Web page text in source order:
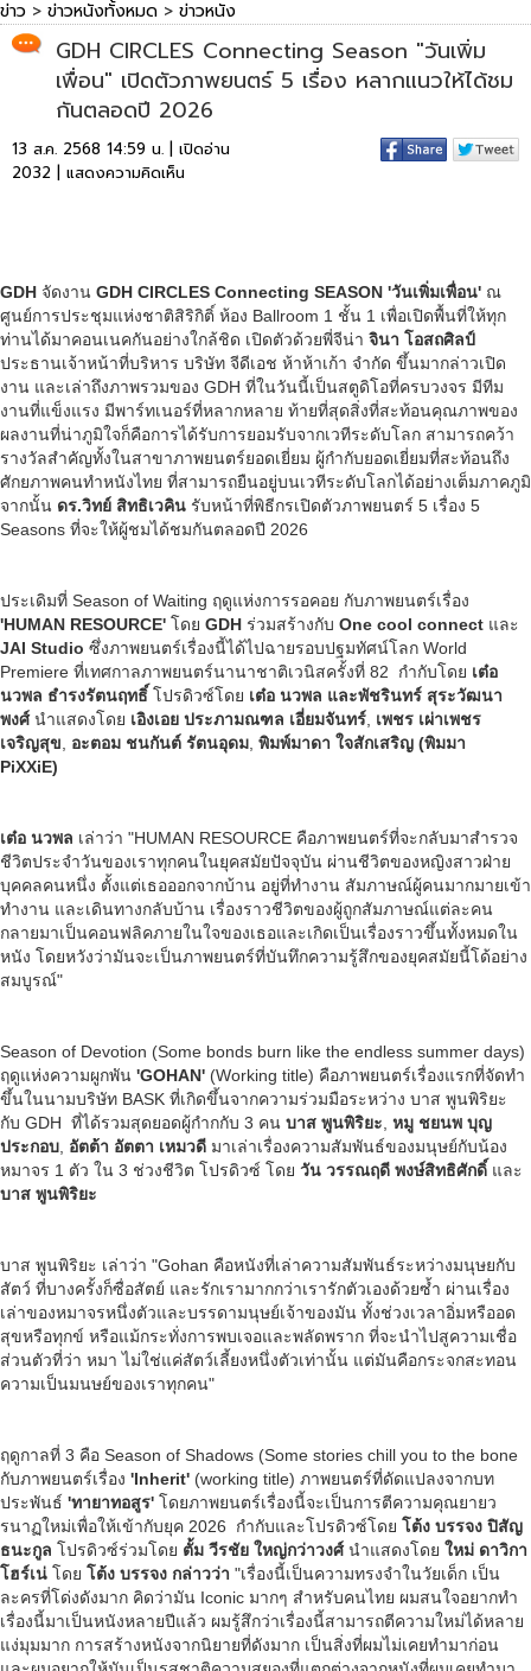
ข่าว > ข่าวหนังทั้งหมด > ข่าวหนัง
GDH CIRCLES Connecting Season "วันเพิ่ม
เพื่อน" เปิดตัวภาพยนตร์ 5 เรื่อง หลากแนวให้ได้ชม
กันตลอดปี 2026
13 ส.ค. 2568 14:59 น. | เปิดอ่าน
2032 | แสดงความคิดเห็น
GDH จัดงาน GDH CIRCLES Connecting SEASON 'วันเพิ่มเพื่อน' ณ
ศูนย์การประชุมแห่งชาติสิริกิติ์ ห้อง Ballroom 1 ชั้น 1 เพื่อเปิดพื้นที่ให้ทุก
ท่านได้มาคอนเนคกันอย่างใกล้ชิด เปิดตัวด้วยพี่จีน่า จินา โอสถศิลป์
ประธานเจ้าหน้าที่บริหาร บริษัท จีดีเอช ห้าห้าเก้า จำกัด ขึ้นมากล่าวเปิด
งาน และเล่าถึงภาพรวมของ GDH ที่ในวันนี้เป็นสตูดิโอที่ครบวงจร มีทีม
งานที่แข็งแรง มีพาร์ทเนอร์ที่หลากหลาย ท้ายที่สุดสิ่งที่สะท้อนคุณภาพของ
ผลงานที่น่าภูมิใจก็คือการได้รับการยอมรับจากเวทีระดับโลก สามารถคว้า
รางวัลสำคัญทั้งในสาขาภาพยนตร์ยอดเยี่ยม ผู้กำกับยอดเยี่ยมที่สะท้อนถึง
ศักยภาพคนทำหนังไทย ที่สามารถยืนอยู่บนเวทีระดับโลกได้อย่างเต็มภาคภูมิ
จากนั้น ดร.วิทย์ สิทธิเวคิน รับหน้าที่พิธีกรเปิดตัวภาพยนตร์ 5 เรื่อง 5
Seasons ที่จะให้ผู้ชมได้ชมกันตลอดปี 2026
ประเดิมที่ Season of Waiting ฤดูแห่งการรอคอย กับภาพยนตร์เรื่อง
'HUMAN RESOURCE' โดย GDH ร่วมสร้างกับ One cool connect และ
JAI Studio ซึ่งภาพยนตร์เรื่องนี้ได้ไปฉายรอบปฐมทัศน์โลก World
Premiere ที่เทศกาลภาพยนตร์นานาชาติเวนิสครั้งที่ 82 กำกับโดย เต๋อ
นวพล ธำรงรัตนฤทธิ์ โปรดิวซ์โดย เต๋อ นวพล และพัชรินทร์ สุระวัฒนา
พงศ์นำแสดงโดย เอิงเอย ประภามณฑล เอี่ยมจันทร์ เพชร เผ่าเพชร
เจริญสุข
อะตอม ชนกันต์ รัตนอุดม พิมพ์มาดา ใจสักเสริญ (พิมมา
PiXXiE)
เต๋อ นวพล เล่าว่า "HUMAN RESOURCE คือภาพยนตร์ที่จะกลับมาสํารวจ
ชีวิตประจำวันของเราทุกคนในยุคสมัยปัจจุบัน ผ่านชีวิตของหญิงสาวฝ่าย
บุคคลคนหนึ่ง ตั้งแต่เธอออกจากบ้าน อยู่ที่ทำงาน สัมภาษณ์ผู้คนมากมายเข้า
ทำงาน และเดินทางกลับบ้าน เรื่องราวชีวิตของผู้ถูกสัมภาษณ์แต่ละคน
กลายมาเป็นคอนฟลิคภายในใจของเธอและเกิดเป็นเรื่องราวขึ้นทั้งหมดใน
หนัง โดยหวังว่ามันจะเป็นภาพยนตร์ที่บันทึกความรู้สึกของยุคสมัยนี้โด้อย่าง
สมบูรณ์"
Season of Devotion (Some bonds burn like the endless summer days)
ฤดูแห่งความผูกพัน 'GOHAN' (Working title) คือภาพยนตร์เรื่องแรกที่จัดทำ
ขึ้นในนามบริษัท BASK ที่เกิดขึ้นจากความร่วมมือระหว่าง บาส พูนพิริยะ
กับ GDH ที่ได้รวมสุดยอดผู้กำกกับ 3 คน บาส พูนพิริยะ หมู ชยนพ บุญ
ประกอบ อัตต้า อัตตา เหมวดี มาเล่าเรื่องความสัมพันธ์ของมนุษย์กับน้อง
หมาจร 1 ตัว ใน 3 ช่วงชีวิต โปรดิวซ์ โดย วัน วรรณฤดี พงษ์สิทธิศักดิ์ และ
บาส พูนพิริยะ
บาส พูนพิริยะ เล่าว่า "Gohan คือหนังที่เล่าความสัมพันธ์ระหว่างมนุษยกับ
สัตว์ ที่บางครั้งก็ซื่อสัตย์ และรักเรามากกว่าเรารักตัวเองด้วยซ้ำ ผ่านเรื่อง
เล่าของหมาจรหนึ่งตัวและบรรดามนุษย์เจ้าของมัน ทั้งช่วงเวลาอิ่มหรืออด
สุขหรือทุกข์ หรือแม้กระทั่งการพบเจอและพลัดพราก ที่จะนําไปสูความเชื่อ
ส่วนตัวที่ว่า หมา ไม่ใช่แค่สัตว์เลี้ยงหนึ่งตัวเท่านั้น แต่มันคือกระจกสะทอน
ความเป็นมนษย์ของเราทุกคน"
ฤดูกาลที่ 3 คือ Season of Shadows (Some stories chill you to the bone
กับภาพยนตร์เรื่อง 'Inherit' (working title) ภาพยนตร์ที่ดัดแปลงจากบท
ประพันธ์ 'ทายาทอสูร' โดยภาพยนตร์เรื่องนี้จะเป็นการตีความคุณยายว
รนาฏใหม่เพื่อให้เข้ากับยุค 2026 กำกับและโปรดิวซ์โดย โต้ง บรรจง ปิสัญ
ธนะกูล โปรดิวซ์ร่วมโดย ตั้ม วีรชัย ใหญ่กว่าวงศ์นำแสดงโดย ใหม่ ดาวิกา
โฮร์เน่ โดย โต้ง บรรจง กล่าวว่า "เรื่องนี้เป็นความทรงจำในวัยเด็ก เป็น
ละครที่โด่งดังมาก คิดว่ามัน Iconic มากๆ สำหรับคนไทย ผมสนใจอยากทำ
เรื่องนี้มาเป็นหนังหลายปีแล้ว ผมรู้สึกว่าเรื่องนี้สามารถตีความใหม่ได้หลาย
แง่มุมมาก การสร้างหนังจากนิยายที่ดังมาก เป็นสิ่งที่ผมไม่เคยทำมาก่อน